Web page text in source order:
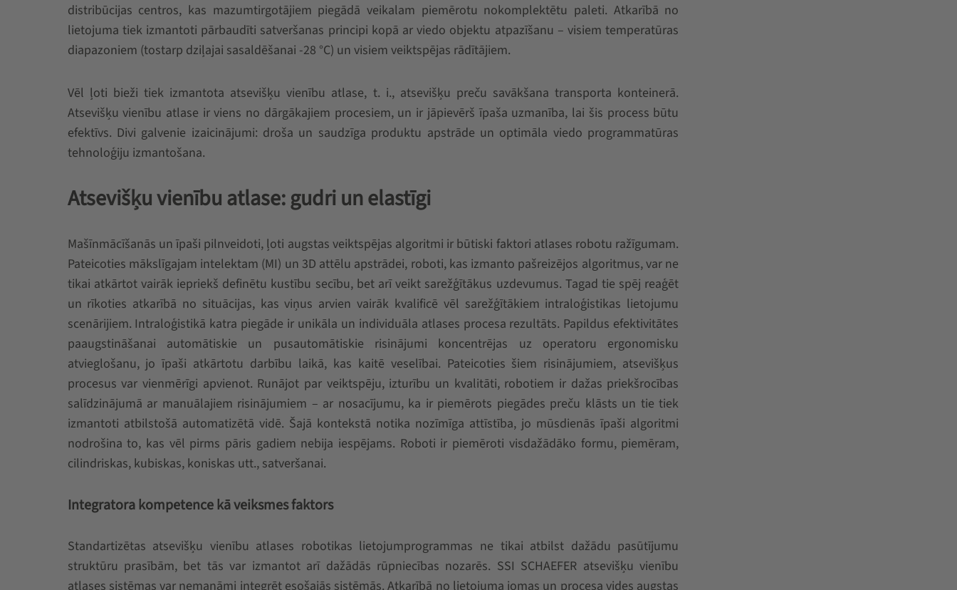
distribūcijas centros, kas mazumtirgotājiem piegādā veikalam piemērotu nokomplektētu paleti. Atkarībā no
lietojuma tiek izmantoti pārbaudīti satveršanas principi kopā ar viedo objektu atpazīšanu – visiem temperatūras
diapazoniem (tostarp dziļajai sasaldēšanai -28 °C) un visiem veiktspējas rādītājiem.
Vēl ļoti bieži tiek izmantota atsevišķu vienību atlase, t. i., atsevišķu preču savākšana transporta konteinerā.
Atsevišķu vienību atlase ir viens no dārgākajiem procesiem, un ir jāpievērš īpaša uzmanība, lai šis process būtu
efektīvs. Divi galvenie izaicinājumi: droša un saudzīga produktu apstrāde un optimāla viedo programmatūras
tehnoloģiju izmantošana.
Atsevišķu vienību atlase: gudri un elastīgi
Mašīnmācīšanās un īpaši pilnveidoti, ļoti augstas veiktspējas algoritmi ir būtiski faktori atlases robotu ražīgumam.
Pateicoties mākslīgajam intelektam (MI) un 3D attēlu apstrādei, roboti, kas izmanto pašreizējos algoritmus, var ne
tikai atkārtot vairāk iepriekš definētu kustību secību, bet arī veikt sarežģītākus uzdevumus. Tagad tie spēj reaģēt
un rīkoties atkarībā no situācijas, kas viņus arvien vairāk kvalificē vēl sarežģītākiem intraloģistikas lietojumu
scenārijiem. Intraloģistikā katra piegāde ir unikāla un individuāla atlases procesa rezultāts. Papildus efektivitātes
paaugstināšanai automātiskie un pusautomātiskie risinājumi koncentrējas uz operatoru ergonomisku
atvieglošanu, jo īpaši atkārtotu darbību laikā, kas kaitē veselībai. Pateicoties šiem risinājumiem, atsevišķus
procesus var vienmērīgi apvienot. Runājot par veiktspēju, izturību un kvalitāti, robotiem ir dažas priekšrocības
salīdzinājumā ar manuālajiem risinājumiem – ar nosacījumu, ka ir piemērots piegādes preču klāsts un tie tiek
izmantoti atbilstošā automatizētā vidē. Šajā kontekstā notika nozīmīga attīstība, jo mūsdienās īpaši algoritmi
nodrošina to, kas vēl pirms pāris gadiem nebija iespējams. Roboti ir piemēroti visdažādāko formu, piemēram,
cilindriskas, kubiskas, koniskas utt., satveršanai.
Integratora kompetence kā veiksmes faktors
Standartizētas atsevišķu vienību atlases robotikas lietojumprogrammas ne tikai atbilst dažādu pasūtījumu
struktūru prasībām, bet tās var izmantot arī dažādās rūpniecības nozarēs. SSI SCHAEFER atsevišķu vienību
atlases sistēmas var nemanāmi integrēt esošajās sistēmās. Atkarībā no lietojuma jomas un procesa vides augstas